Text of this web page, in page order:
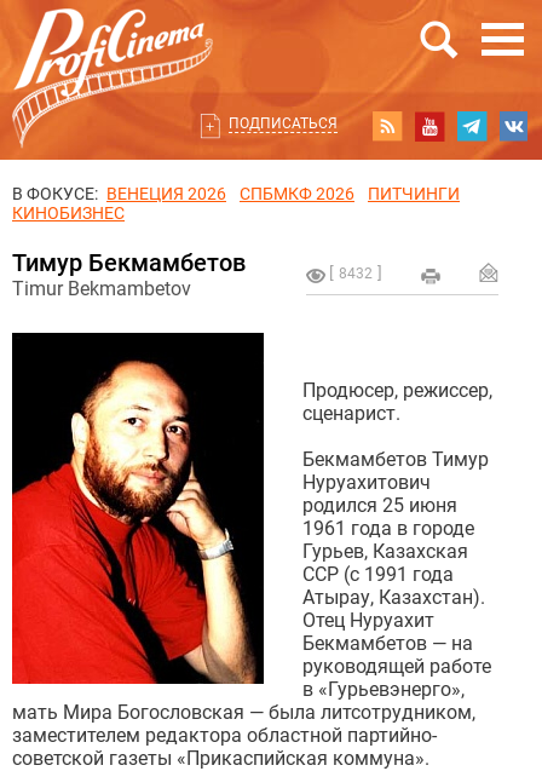
ПОДПИСАТЬСЯ
В ФОКУСЕ: ВЕНЕЦИЯ 2026 СПБМКФ 2026
ПИТЧИНГИ
КИНОБИЗНЕС
8432
Тимур Бекмамбетов
Timur Bekmambetov
Продюсер, режиссер,
сценарист.
Бекмамбетов Тимур
Нуруахитович
родился 25 июня
1961 года в городе
Гурьев, Казахская
ССР (с 1991 года
Атырау, Казахстан).
Отец Нуруахит
Бекмамбетов — на
руководящей работе
в «Гурьевэнерго»,
мать Мира Богословская — была литсотрудником,
заместителем редактора областной партийно-
советской газеты «Прикаспийская коммуна».